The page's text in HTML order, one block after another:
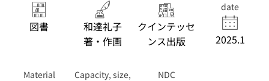
図書
和達礼子
著・作画
クインテッセ
ンス出版
date
2025.1
Material
Capacity, size,
NDC